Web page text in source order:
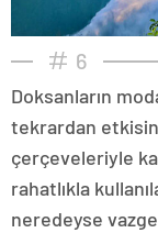
6
Doksanların
tekrardan
çerçeveleriyle
rahatlıkla
neredeyse